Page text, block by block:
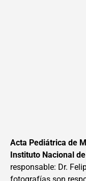
Acta Pediátrica de
Instituto Nacional
responsable: Dr.
fotografías son